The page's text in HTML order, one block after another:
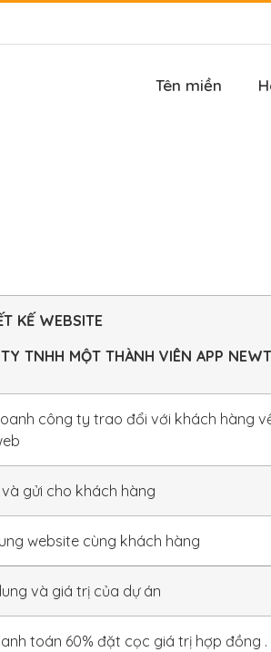
Tên miền
KẾ WEBSITE
TNHH MỘT THÀNH VIÊN APP
công ty trao đổi với khách hàng
gửi cho khách hàng
website cùng khách hàng
và giá trị của dự án
toán 60% đặt cọc giá trị hợp đồng .